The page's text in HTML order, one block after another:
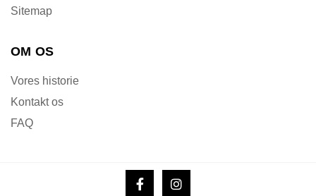
Sitemap
OM OS
Vores historie
Kontakt os
FAQ